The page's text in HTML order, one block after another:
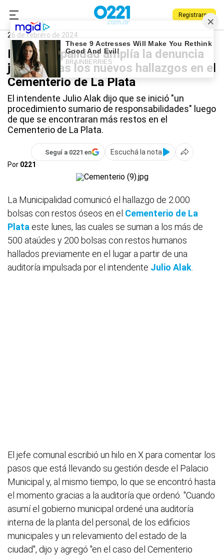
Registrarse
0221.com.ar
Cementerio de La Plata
26 de febrero de 2024
La Municipalidad amplía la denuncia
judicial tras los nuevos hallazgos en el
Cementerio de La Plata
El intendente Julio Alak dijo que se inició "un
procedimiento sumario de responsabilidades" luego
de que se encontraran más restos en el
Cementerio de La Plata.
Seguí a 0221 en
Escuchá la nota
Por 0221
La Municipalidad comunicó el hallazgo de 2.000
bolsas con restos óseos en el Cementerio de La
Plata este lunes, las cuales se suman a los más de
500 ataúdes y 200 bolsas con restos humanos
hallados previamente en el lugar a partir de una
auditoría impulsada por el intendente Julio Alak
El jefe comunal escribió un hilo en X para comentar los
pasos que está llevando su gestión desde el Palacio
Municipal y, al mismo tiempo, lo que se encontró hasta
el momento gracias a la auditoría que ordenó. "Cuando
asumí el gobierno municipal ordené una auditoría
interna de la planta del personal, de los edificios
municipales y un relevamiento del estado de la
ciudad", dijo y agregó "en el caso del Cementerio